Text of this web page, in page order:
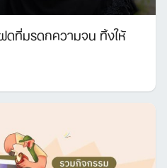
ที่มรดกความจน ทิ้งให้